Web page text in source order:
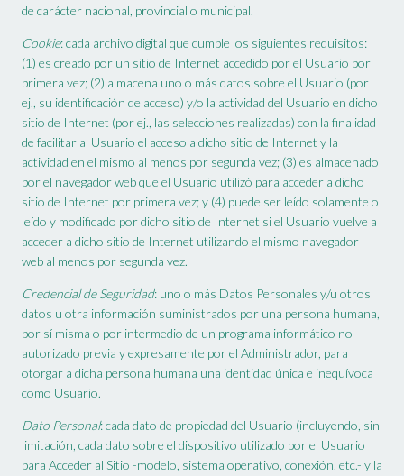
de carácter nacional, provincial o municipal.
Cookie: cada archivo digital que cumple los siguientes requisitos:
(1) es creado por un sitio de Internet accedido por el Usuario por
primera vez; (2) almacena uno o más datos sobre el Usuario (por
ej., su identificación de acceso) y/o la actividad del Usuario en dicho
sitio de Internet (por ej., las selecciones realizadas) con la finalidad
de facilitar al Usuario el acceso a dicho sitio de Internet y la
actividad en el mismo al menos por segunda vez; (3) es almacenado
por el navegador web que el Usuario utilizó para acceder a dicho
sitio de Internet por primera vez; y (4) puede ser leído solamente o
leído y modificado por dicho sitio de Internet si el Usuario vuelve a
acceder a dicho sitio de Internet utilizando el mismo navegador
web al menos por segunda vez.
Credencial de Seguridad: uno o más Datos Personales y/u otros
datos u otra información suministrados por una persona humana,
por sí misma o por intermedio de un programa informático no
autorizado previa y expresamente por el Administrador, para
otorgar a dicha persona humana una identidad única e inequívoca
como Usuario.
Dato Personal: cada dato de propiedad del Usuario (incluyendo, sin
limitación, cada dato sobre el dispositivo utilizado por el Usuario
para Acceder al Sitio -modelo, sistema operativo, conexión, etc.- y la